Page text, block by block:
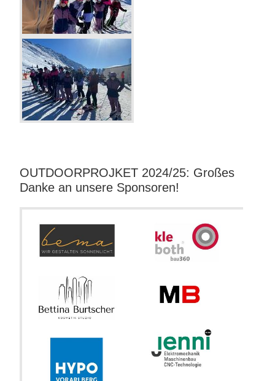
OUTDOORPROJKET 2024/25: Großes
Danke an unsere Sponsoren!